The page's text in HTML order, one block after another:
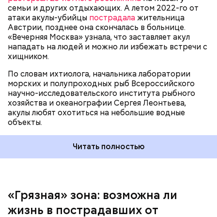
семьи и других отдыхающих. А летом 2022-го от
атаки акулы-убийцы пострадалажительница
Австрии, позднее она скончалась в больнице.
«Вечерняя Москва» узнала, что заставляет акул
нападать на людей и можно ли избежать встречи с
хищником.
По словам ихтиолога, начальника лаборатории
морских и полупроходных рыб Всероссийского
научно-исследовательского института рыбного
хозяйства и океанографии Сергея Леонтьева,
акулы любят охотиться на небольшие водные
объекты.
Читать полностью
«Грязная» зона: возможна ли
жизнь в пострадавших от
Так как расстояния большие, экскурсионные
группы преодолевают первые 15 километров на
Собеседник «Вечерней Москвы» отметил, что еще
несколько лет назад о таких походах даже мечтать
не приходилось, но сегодня это вполне
гидом.
— Ко всем этим рейтингам и часам нужно
относиться скептически, ведь все эти оценки
экспертов, заключения, предположения
ангажированы. Такие заявления кому-то выгодны,
— пояснил эксперт.